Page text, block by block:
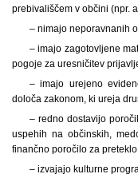
prebivališčem v občini (npr.
– nimajo neporavnanih
– imajo zagotovljene
pogoje za uresničitev
– imajo urejeno
določa zakonom, ki ureja
– redno dostavijo
uspehih na občinskih,
finančno poročilo za
– izvajajo kulturne